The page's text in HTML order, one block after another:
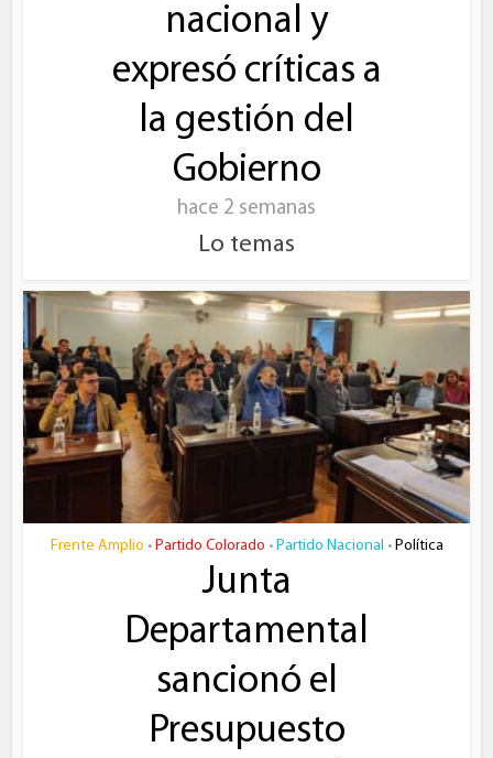
nacional y
expresó críticas a
la gestión del
Gobierno
hace 2 semanas
Lo temas
Frente Amplio • Partido Colorado • Partido Nacional • Política
Junta
Departamental
sancionó el
Presupuesto